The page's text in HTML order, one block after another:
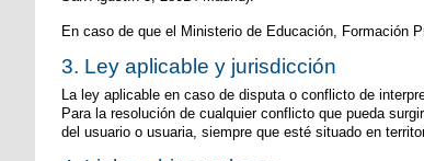
En caso de que el Ministerio de Educación, Formación
3. Ley aplicable y jurisdicción
La ley aplicable en caso de disputa o conflicto de
Para la resolución de cualquier conflicto que pueda
del usuario o usuaria, siempre que esté situado en